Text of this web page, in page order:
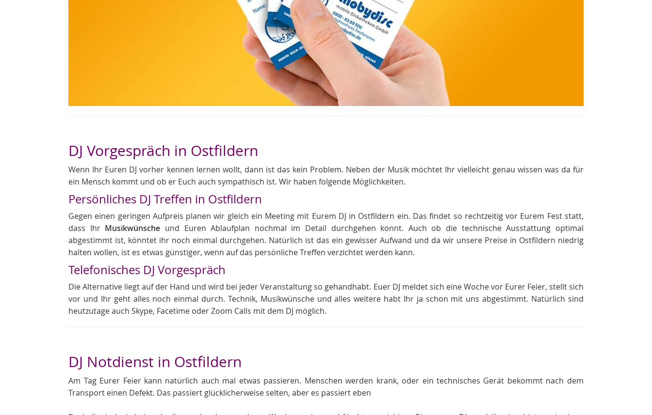
DJ Vorgespräch in Ostfildern
Wenn Ihr Euren DJ vorher kennen lernen wollt, dann ist das kein Problem. Neben der Musik möchtet Ihr vielleicht genau wissen was da für
ein Mensch kommt und ob er Euch auch sympathisch ist. Wir haben folgende Möglichkeiten.
Persönliches DJ Treffen in Ostfildern
Gegen einen geringen Aufpreis planen wir gleich ein Meeting mit Eurem DJ in Ostfildern ein. Das findet so rechtzeitig vor Eurem Fest statt,
dass Ihr Musikwünsche und Euren Ablaufplan nochmal im Detail durchgehen könnt. Auch ob die technische Ausstattung optimal
abgestimmt ist, könntet ihr noch einmal durchgehen. Natürlich ist das ein gewisser Aufwand und da wir unsere Preise in Ostfildern niedrig
halten wollen, ist es etwas günstiger, wenn auf das persönliche Treffen verzichtet werden kann.
Telefonisches DJ Vorgespräch
Die Alternative liegt auf der Hand und wird bei jeder Veranstaltung so gehandhabt. Euer DJ meldet sich eine Woche vor Eurer Feier, stellt sich
vor und Ihr geht alles noch einmal durch. Technik, Musikwünsche und alles weitere habt Ihr ja schon mit uns abgestimmt. Natürlich sind
heutzutage auch Skype, Facetime oder Zoom Calls mit dem DJ möglich.
DJ Notdienst in Ostfildern
Am Tag Eurer Feier kann natürlich auch mal etwas passieren. Menschen werden krank, oder ein technisches Gerät bekommt nach dem
Transport einen Defekt. Das passiert glücklicherweise selten, aber es passiert eben